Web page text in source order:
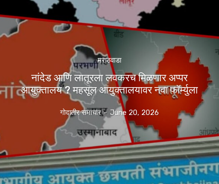
मराठवाडा
नांदेड आणि लातूरला लवकरच मिळणार अप्पर
आयुक्तालय ? महसूल आयुक्तालयावर नवा फॉर्म्युला
गोदातीर समाचार - June 20, 2026